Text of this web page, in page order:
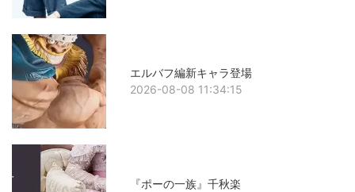
エルバフ編新キャラ登場
2026-08-08 11:34:15
『ポーの一族』千秋楽